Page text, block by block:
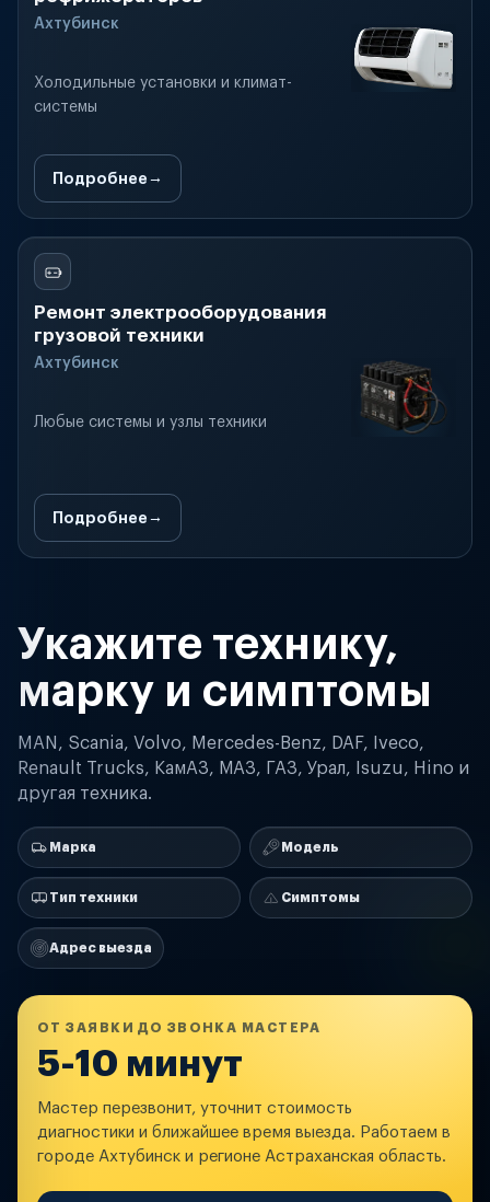
Ахтубинск
Холодильные установки и климат-
системы
Подробнее
Ремонт электрооборудования
грузовой техники
Ахтубинск
Любые системы и узлы техники
Подробнее
Укажите технику,
марку и симптомы
MAN, Scania, Volvo, Mercedes-Benz, DAF, Iveco,
Renault Trucks, КамАЗ, МАЗ, ГАЗ, Урал, Isuzu, Hino и
другая техника.
Марка Модель
Тип техники Симптомы
Адрес выезда
ОТ ЗАЯВКИ ДО ЗВОНКА МАСТЕРА
5-10 минут
Мастер перезвонит, уточнит стоимость
диагностики и ближайшее время выезда. Работаем в
городе Ахтубинск и регионе Астраханская область.